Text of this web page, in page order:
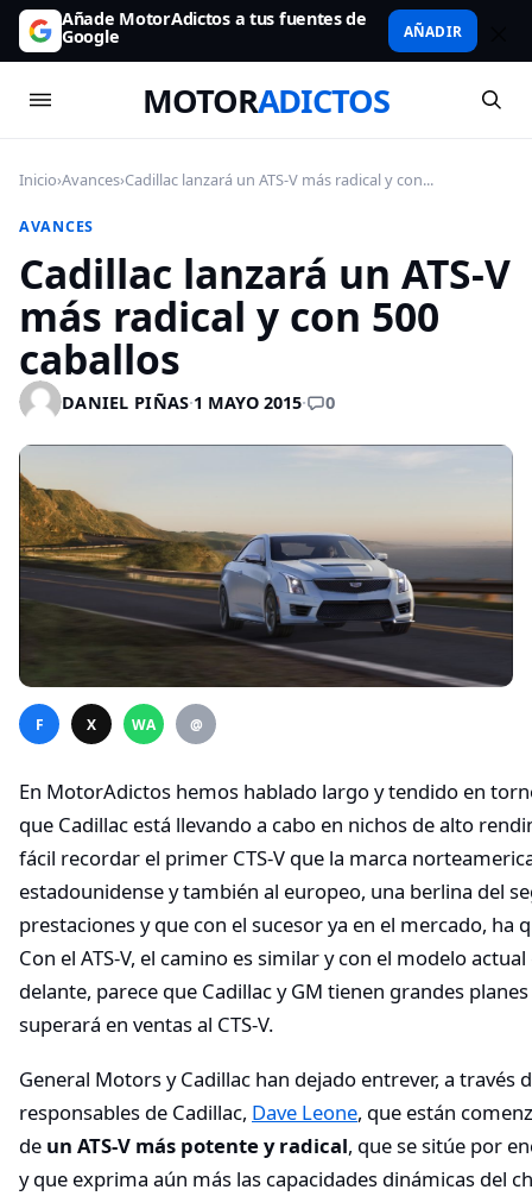
Añade MotorAdictos a tus fuentes de
Google AÑADIR
MOTORADICTOS
Inicio›Avances›Cadillac lanzará un ATS-V más radical y con...
AVANCES
Cadillac lanzará un ATS-V
más radical y con 500
caballos
DANIEL PIÑAS·1 MAYO 2015· 0
F X WA @
En MotorAdictos hemos hablado largo y tendido en
que Cadillac está llevando a cabo en nichos de alto
fácil recordar el primer CTS-V que la marca
estadounidense y también al europeo, una berlina del
prestaciones y que con el sucesor ya en el mercado, ha
Con el ATS-V, el camino es similar y con el modelo
delante, parece que Cadillac y GM tienen grandes
superará en ventas al CTS-V.
General Motors y Cadillac han dejado entrever, a través
responsables de Cadillac, Dave Leone, que están
de un ATS-V más potente y radical, que se sitúe por
y que exprima aún más las capacidades dinámicas del